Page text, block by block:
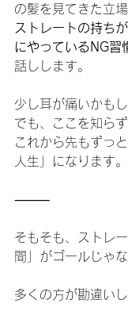
の髪を見てきた立場
ストレートの持ち
にやっているNG習
話しします。
少し耳が痛いかもし
でも、ここを知らず
これから先もずっ
人生」になります。
⸻
そもそも、ストレ
間」がゴールじゃ
多くの方が勘違いし